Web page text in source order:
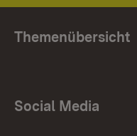
Themenübersicht
Social Media